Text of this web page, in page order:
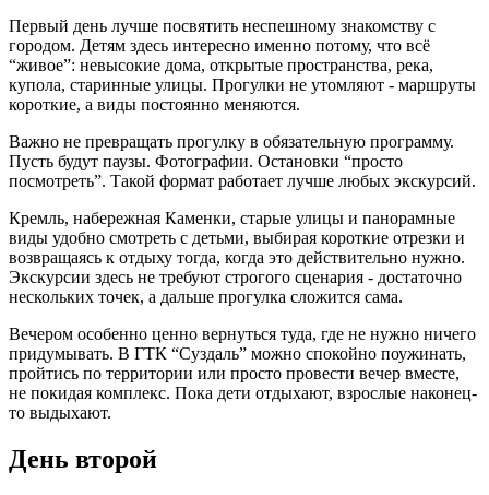
Первый день лучше посвятить неспешному знакомству с
городом. Детям здесь интересно именно потому, что всё
“живое”: невысокие дома, открытые пространства, река,
купола, старинные улицы. Прогулки не утомляют - маршруты
короткие, а виды постоянно меняются.
Важно не превращать прогулку в обязательную программу.
Пусть будут паузы. Фотографии. Остановки “просто
посмотреть”. Такой формат работает лучше любых экскурсий.
Кремль, набережная Каменки, старые улицы и панорамные
виды удобно смотреть с детьми, выбирая короткие отрезки и
возвращаясь к отдыху тогда, когда это действительно нужно.
Экскурсии здесь не требуют строгого сценария - достаточно
нескольких точек, а дальше прогулка сложится сама.
Вечером особенно ценно вернуться туда, где не нужно ничего
придумывать. В ГТК “Суздаль” можно спокойно поужинать,
пройтись по территории или просто провести вечер вместе,
не покидая комплекс. Пока дети отдыхают, взрослые наконец-
то выдыхают.
День второй